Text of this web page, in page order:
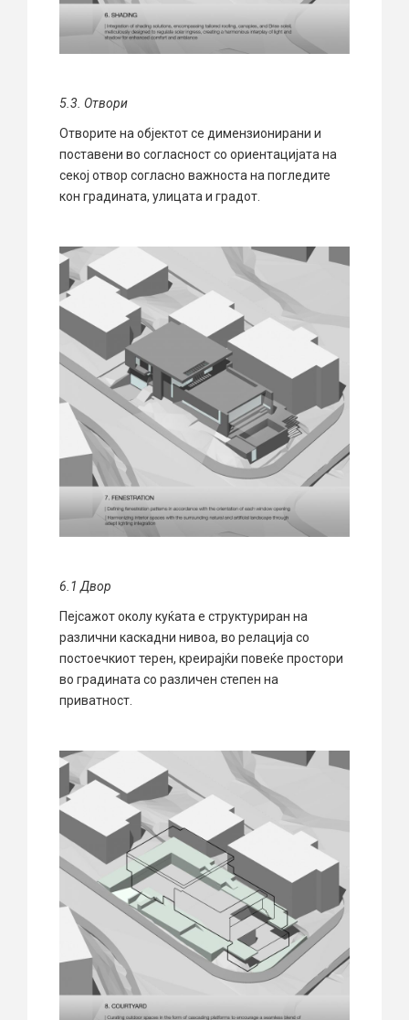
5.3 Отвори
Отворите на објектот се димензионирани и
поставени во согласност со ориентацијата на
секој отвор согласно важноста на погледите
кон градината, улицата и градот.
6.1 Двор
Пејсажот околу куќата е структуриран на
различни каскадни нивоа, во релација со
постоечкиот терен, креирајќи повеќе простори
во градината со различен степен на
приватност.